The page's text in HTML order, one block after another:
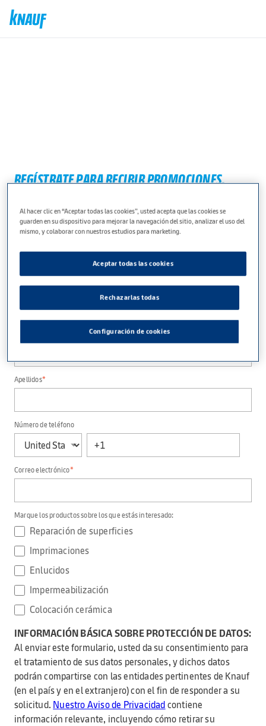
REGÍSTRATE PARA RECIBIR PROMOCIONES,
GAMA PARA EL REFORMISTA
Completa el formulario y suscríbete para recibir las últimas
novedades, consejos y soluciones innovadoras para tus
Apellidos*
Número de teléfono
Correo electrónico*
Marque los productos sobre los que estás interesado:
Reparación de superficies
Imprimaciones
Enlucidos
Impermeabilización
Colocación cerámica
INFORMACIÓN BÁSICA SOBRE PROTECCIÓN DE DATOS:
Al enviar este formulario, usted da su consentimiento para
el tratamiento de sus datos personales, y dichos datos
podrán compartirse con las entidades pertinentes de Knauf
(en el país y en el extranjero) con el fin de responder a su
solicitud. Nuestro Aviso de Privacidadcontiene
información relevante, incluyendo cómo retirar su
Al hacer clic en “Aceptar todas las cookies”, usted acepta que las cookies se
guarden en su dispositivo para mejorar la navegación del sitio, analizar el uso del
mismo, y colaborar con nuestros estudios para marketing.
Configuración de cookies
Rechazarlas todas
Aceptar todas las cookies